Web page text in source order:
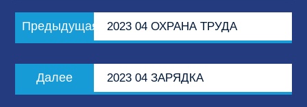
Навигация
по
Предыдущая
Предыдущая
2023 04 ОХРАНА ТРУДА
Далее
Следующая
2023 04 ЗАРЯДКА